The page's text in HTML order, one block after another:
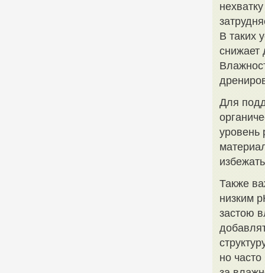
В таких
снижает
Для
уровень
Также
низким
застою
но